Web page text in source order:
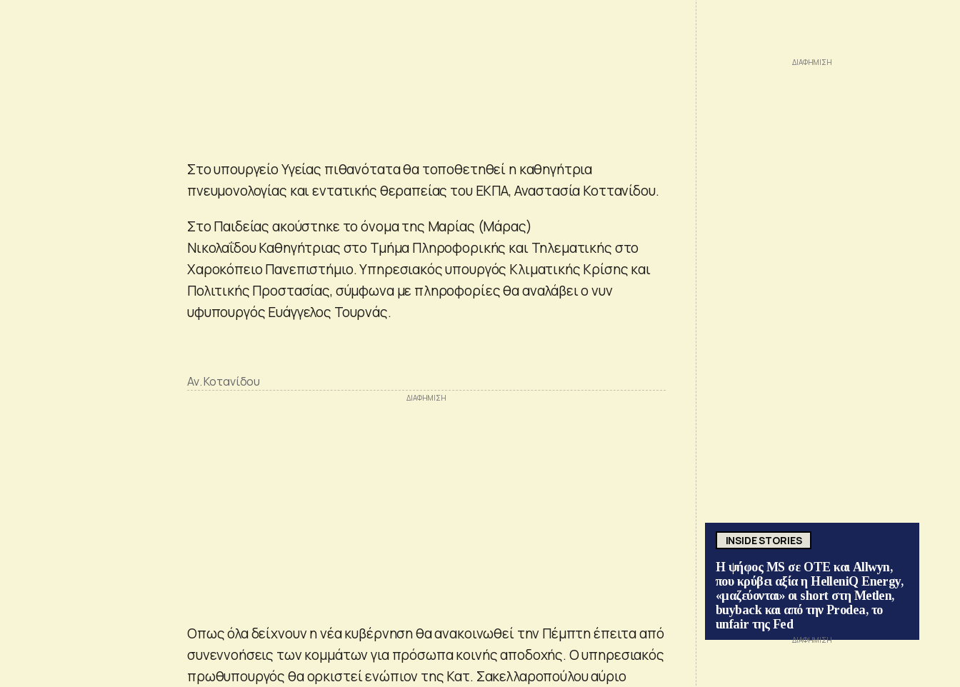
Στο υπουργείο Υγείας πιθανότατα θα τοποθετηθεί η καθηγήτρια
πνευμονολογίας και εντατικής θεραπείας του ΕΚΠΑ, Αναστασία Κοττανίδου.
Στο Παιδείας ακούστηκε το όνομα της Μαρίας (Μάρας)
Νικολαΐδου Καθηγήτριας στο Τμήμα Πληροφορικής και Τηλεματικής στο
Χαροκόπειο Πανεπιστήμιο. Υπηρεσιακός υπουργός Κλιματικής Κρίσης και
Πολιτικής Προστασίας, σύμφωνα με πληροφορίες θα αναλάβει ο νυν
υφυπουργός Ευάγγελος Τουρνάς.
Αν. Κοτανίδου
Οπως όλα δείχνουν η νέα κυβέρνηση θα ανακοινωθεί την Πέμπτη έπειτα από
συνεννοήσεις των κομμάτων για πρόσωπα κοινής αποδοχής. Ο υπηρεσιακός
πρωθυπουργός θα ορκιστεί ενώπιον της Κατ. Σακελλαροπούλου αύριο
INSIDE STORIES
Η ψήφος MS σε ΟΤΕ και Allwyn,
που κρύβει αξία η HelleniQ Energy,
«μαζεύονται» οι short στη Metlen,
buyback και από την Prodea, το
unfair της Fed